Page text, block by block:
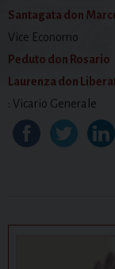
Santagata don
Vice Economo
Peduto don Rosario
Laurenza don
: Vicario Generale